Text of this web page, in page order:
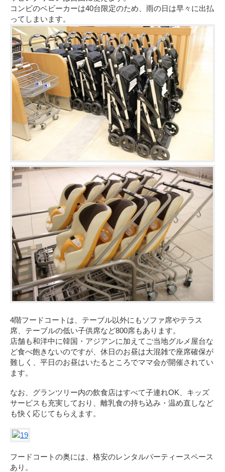
コンビのベビーカーは40台限定のため、雨の日は早々に出払
ってしまいます。
4階フードコートは、テーブル以外にもソファ席やテラス
席、テーブルの低い子供席など800席もあります。
店舗も和洋中に韓国・アジアンに加えてご当地グルメ屋台な
ど食べ飽きないのですが、休日のお昼は大混雑で座席確保が
難しく、平日のお昼はいたるところでママ会が開催されてい
ます。
なお、グランツリー内の飲食店はすべて子連れOK、キッズ
サービスも充実しており、離乳食の持ち込み・温め直しなど
も快く応じてもらえます。
フードコートの奥には、格安のレンタルパーティースペース
あり。